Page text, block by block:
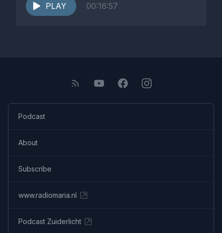
PLAY
00:16:57
Podcast
About
Subscribe
www.radiomaria.nl
Podcast Zuiderlicht